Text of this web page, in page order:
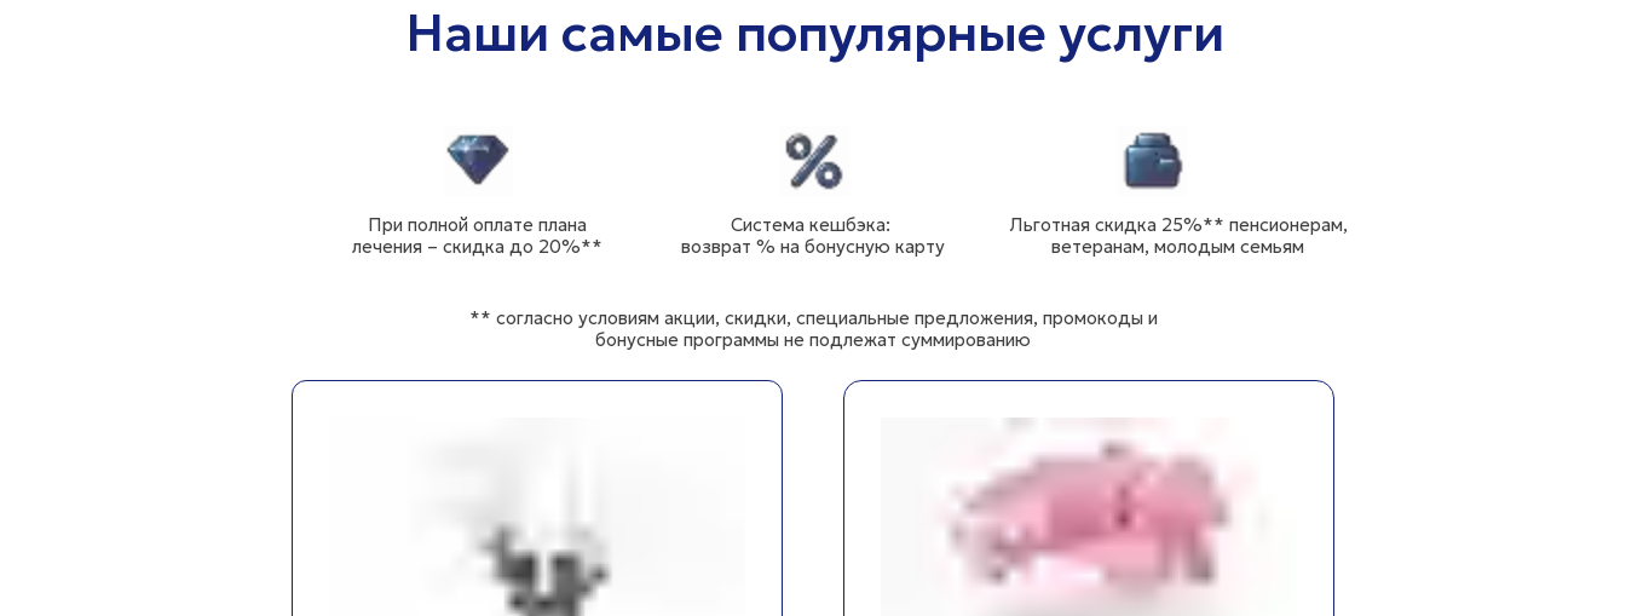
Льготная скидка 25%** пенсионерам,
ветеранам, молодым семьям
Система кешбэка:
возврат % на бонусную карту
** согласно условиям акции, скидки, специальные предложения, промокоды и
бонусные программы не подлежат суммированию
При полной оплате плана
лечения – скидка до 20%**
Наши самые популярные услуги